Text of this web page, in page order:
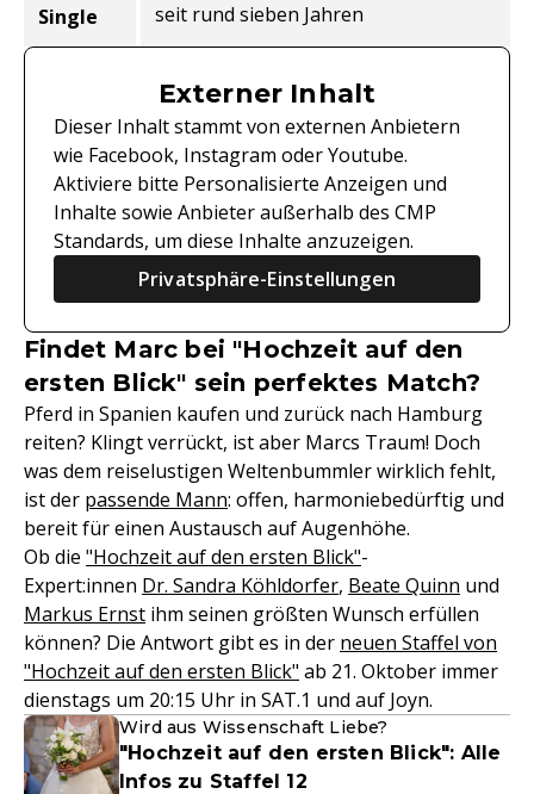
Single seit rund sieben Jahren
Externer Inhalt
Dieser Inhalt stammt von externen Anbietern
wie Facebook, Instagram oder Youtube.
Aktiviere bitte Personalisierte Anzeigen und
Inhalte sowie Anbieter außerhalb des CMP
Standards, um diese Inhalte anzuzeigen.
Privatsphäre-Einstellungen
Findet Marc bei "Hochzeit auf den
ersten Blick" sein perfektes Match?
Pferd in Spanien kaufen und zurück nach Hamburg
reiten? Klingt verrückt, ist aber Marcs Traum! Doch
was dem reiselustigen Weltenbummler wirklich fehlt,
ist der passende Mann: offen, harmoniebedürftig und
bereit für einen Austausch auf Augenhöhe.
Ob die "Hochzeit auf den ersten Blick"-
Expert:innen Dr. Sandra Köhldorfer, Beate Quinn und
Markus Ernst ihm seinen größten Wunsch erfüllen
können? Die Antwort gibt es in der neuen Staffel von
"Hochzeit auf den ersten Blick" ab 21. Oktober immer
dienstags um 20:15 Uhr in SAT.1 und auf Joyn.
Wird aus Wissenschaft Liebe?
"Hochzeit auf den ersten Blick": Alle
Infos zu Staffel 12